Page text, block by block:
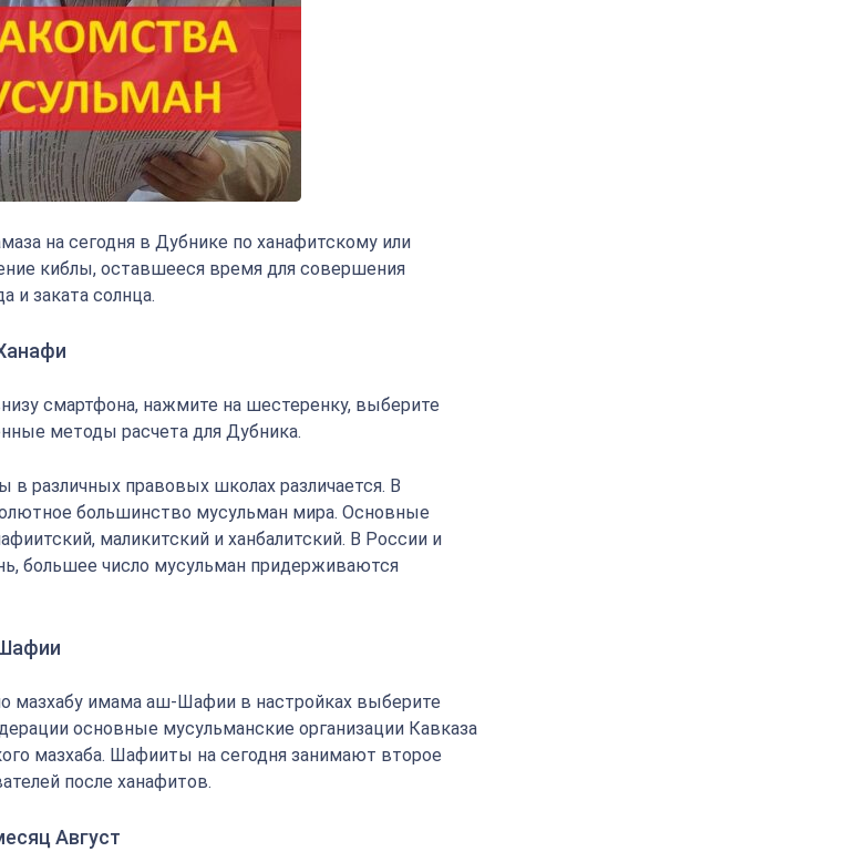
на сегодня в Дубнике по ханафитскому или
киблы, оставшееся время для совершения
и заката солнца.
смартфона, нажмите на шестеренку, выберите
методы расчета для Дубника.
различных правовых школах различается. В
большинство мусульман мира. Основные
маликитский и ханбалитский. В России и
большее число мусульман придерживаются
мазхабу имама аш-Шафии в настройках выберите
основные мусульманские организации Кавказа
мазхаба. Шафииты на сегодня занимают второе
после ханафитов.
Август